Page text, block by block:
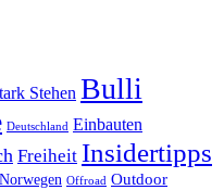
Stehen Bulli
Deutschland Einbauten
Freiheit Insidertipps
Norwegen Offroad Outdoor